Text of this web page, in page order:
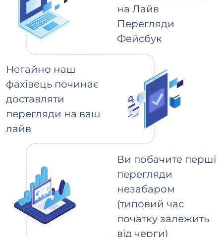
на Лайв
Перегляди
Фейсбук
Негайно наш
фахівець починає
доставляти
перегляди на ваш
лайв
Ви побачите перші
перегляди
незабаром
(типовий час
початку залежить
від черги)